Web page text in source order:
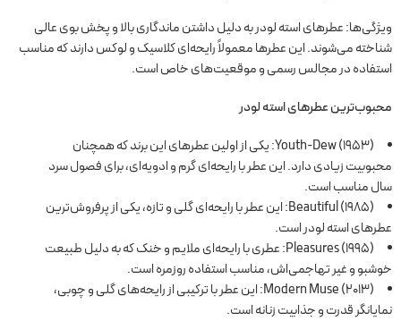
ویژگی‌ها: عطرهای استه لودر به دلیل داشتن ماندگاری بالا و پخش بوی عالی
شناخته می‌شوند. این عطرها معمولاً رایحه‌ای کلاسیک و لوکس دارند که مناسب
استفاده در مجالس رسمی و موقعیت‌های خاص است.
محبوب‌ترین عطرهای استه لودر
Youth-Dew (1953): یکی از اولین عطرهای این برند که همچنان
محبوبیت زیادی دارد. این عطر با رایحه‌ای گرم و ادویه‌ای، برای فصول سرد
سال مناسب است.
Beautiful (1985): این عطر با رایحه‌ای گلی و تازه، یکی از پرفروش‌ترین
عطرهای استه لودر است.
Pleasures (1995): عطری با رایحه‌ای ملایم و خنک که به دلیل طبیعت
خوشبو و غیر تهاجمی‌اش، مناسب استفاده روزمره است.
Modern Muse (2013): این عطر با ترکیبی از رایحه‌های گلی و چوبی،
نمایانگر قدرت و جذابیت زنانه است.